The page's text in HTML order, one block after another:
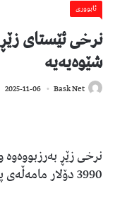
ئابووری
نرخی ئێستای
شێوەیەیە
Bask Net
2025-11-06
نرخی زێڕ
3990 دۆلار مامەڵەی پێوەدەکرێت.